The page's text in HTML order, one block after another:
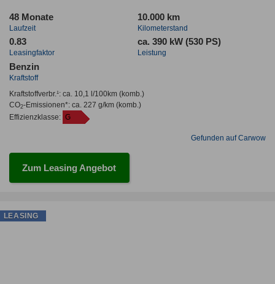
48 Monate
Laufzeit
10.000 km
Kilometerstand
0.83
Leasingfaktor
ca. 390 kW (530 PS)
Leistung
Benzin
Kraftstoff
Kraftstoffverbr.¹: ca. 10,1 l/100km(komb.)
CO2-Emissionen*: ca. 227 g/km(komb.)
Effizienzklasse: G
Gefunden auf Carwow
Zum Leasing Angebot
LEASING